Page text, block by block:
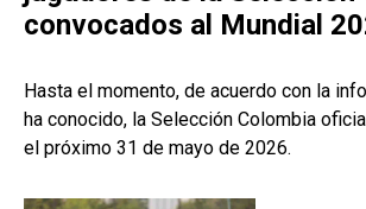
convocados al Mundial
Hasta el momento, de acuerdo con la
ha conocido, la Selección Colombia
el próximo 31 de mayo de 2026.